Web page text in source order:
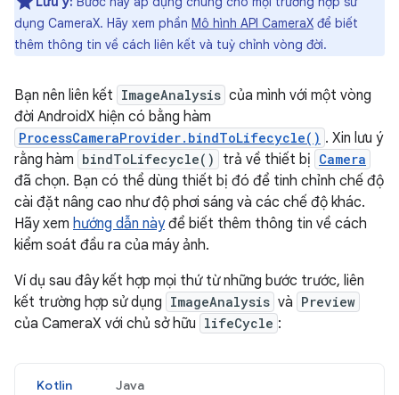
dụng CameraX. Hãy xem phần Mô hình API CameraX để biết
thêm thông tin về cách liên kết và tuỳ chỉnh vòng đời.
Bạn nên liên kết ImageAnalysis của mình với một vòng
đời AndroidX hiện có bằng hàm
ProcessCameraProvider.bindToLifecycle() . Xin lưu ý
rằng hàm bindToLifecycle() trả về thiết bị Camera
đã chọn. Bạn có thể dùng thiết bị đó để tinh chỉnh chế độ
cài đặt nâng cao như độ phơi sáng và các chế độ khác.
Hãy xem hướng dẫn nàyđể biết thêm thông tin về cách
kiểm soát đầu ra của máy ảnh.
Ví dụ sau đây kết hợp mọi thứ từ những bước trước, liên
kết trường hợp sử dụng ImageAnalysis và Preview
của CameraX với chủ sở hữu lifeCycle :
Kotlin Java